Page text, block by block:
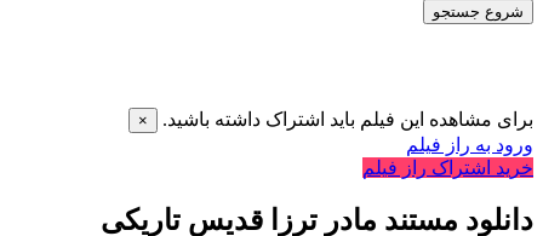
شروع جستجو
برای مشاهده این فیلم باید اشتراک داشته باشید. ×
ورود به راز فیلم
خرید اشتراک راز فیلم
دانلود مستند مادر ترزا قدیس تاریکی